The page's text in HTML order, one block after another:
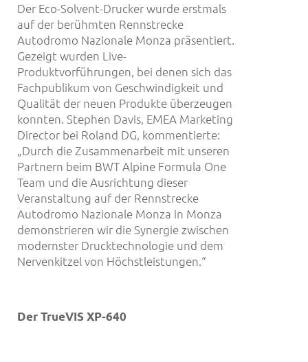
Der Eco-Solvent-Drucker wurde erstmals
auf der berühmten Rennstrecke
Autodromo Nazionale Monza präsentiert.
Gezeigt wurden Live-
Produktvorführungen, bei denen sich das
Fachpublikum von Geschwindigkeit und
Qualität der neuen Produkte überzeugen
konnten. Stephen Davis, EMEA Marketing
Director bei Roland DG, kommentierte:
„Durch die Zusammenarbeit mit unseren
Partnern beim BWT Alpine Formula One
Team und die Ausrichtung dieser
Veranstaltung auf der Rennstrecke
Autodromo Nazionale Monza in Monza
demonstrieren wir die Synergie zwischen
modernster Drucktechnologie und dem
Nervenkitzel von Höchstleistungen.“
Der TrueVIS XP-640